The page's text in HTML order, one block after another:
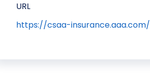
URL
https://csaa-insurance.aaa.com/